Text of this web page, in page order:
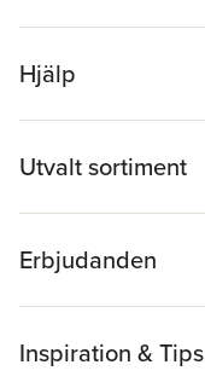
Hjälp
Utvalt sortiment
Erbjudanden
Inspiration & Tips